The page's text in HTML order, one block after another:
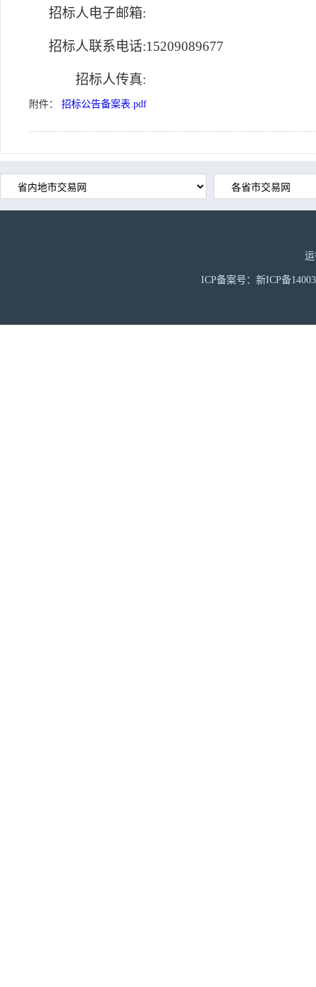
招标人电子邮箱:
招标人联系电话:15209089677
招标人传真:
附件： 招标公告备案表.pdf
ICP备案号：新ICP备